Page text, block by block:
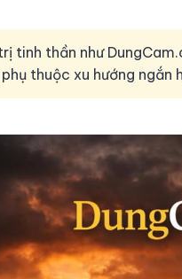
tinh thần như
thuộc xu hướng ngắn